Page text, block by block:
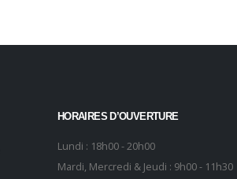
HORAIRES D’OUVERTURE
Lundi : 18h00 - 20h00
Mardi, Mercredi & Jeudi : 9h00 - 11h30